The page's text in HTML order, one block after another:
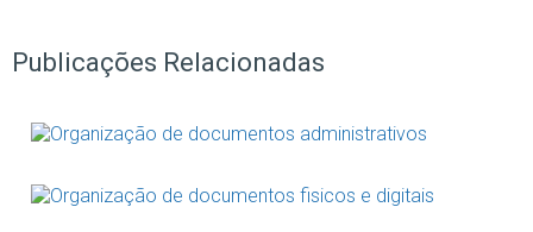
Publicações Relacionadas